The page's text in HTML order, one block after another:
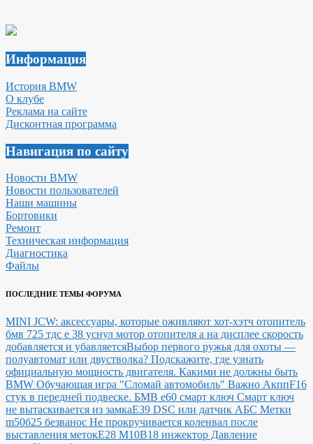
Информация
История BMW
О клубе
Реклама на сайте
Дисконтная программа
Навигация по сайту
Новости BMW
Новости пользователей
Наши машины
Бортовики
Ремонт
Техническая информация
Диагностика
Файлы
ПОСЛЕДНИЕ ТЕМЫ ФОРУМА
MINI JCW: аксессуары, которые оживляют хот-хэтч отопитель
бмв 725 тдс е 38 уснул мотор отопителя а на дисплее скорость
добавляется и убавляетсяВыбор первого ружья для охоты —
полуавтомат или двустволка? Подскажите, где узнать
официальную мощность двигателя. Какими не должны быть
BMW Обучающая игра "Сломай автомобиль" Важно АкппF16
стук в передней подвеске. БМВ е60 смарт ключ Смарт ключ
не вытаскивается из замкаE39 DSC или датчик АБС Метки
m50б25 безванос Не прокручивается коленвал после
выставления метокЕ28 М10В18 инжектор Давление